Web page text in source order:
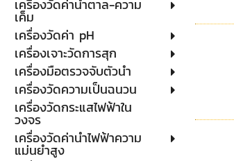
เครื่องวัดค่าน้ำตาล-ความ
เค็ม
เครื่องวัดค่า pH
เครื่องเจาะวัดการสุก
เครื่องมือตรวจจับตัวนำ
เครื่องวัดความเป็นฉนวน
เครื่องวัดกระแสไฟฟ้าใน
วงจร
เครื่องวัดค่านำไฟฟ้าความ
แม่นยำสูง